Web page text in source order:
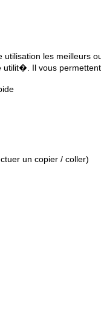
les meilleurs
Il vous
un copier / coller)